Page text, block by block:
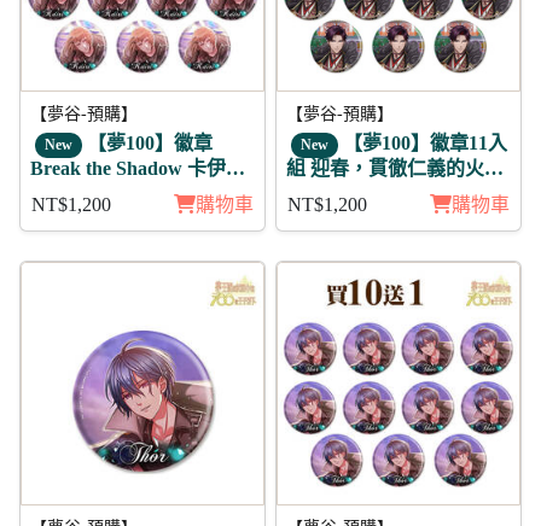
【夢谷-預購】
New 【夢100】徽章
Break the Shadow 卡伊里
11入
NT$1,200 購物車
【夢谷-預購】
New 【夢100】徽章11入
組 迎春，貫徹仁義的火之
誓言 巽 未覺
NT$1,200 購物車